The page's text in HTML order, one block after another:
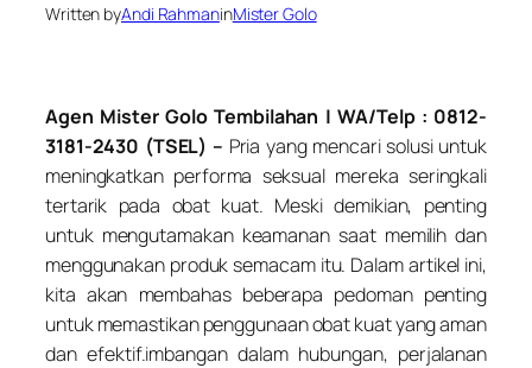
Written byAndi RahmaninMister Golo
Agen Mister Golo Tembilahan | WA/Telp : 0812-
3181-2430 (TSEL) – Pria yang mencari solusi untuk
meningkatkan performa seksual mereka seringkali
tertarik pada obat kuat. Meski demikian, penting
untuk mengutamakan keamanan saat memilih dan
menggunakan produk semacam itu. Dalam artikel ini,
kita akan membahas beberapa pedoman penting
untuk memastikan penggunaan obat kuat yang aman
dan efektif.imbangan dalam hubungan, perjalanan